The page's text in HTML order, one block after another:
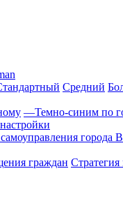
Средний
—Темно-синим по
города
граждан Стратегия